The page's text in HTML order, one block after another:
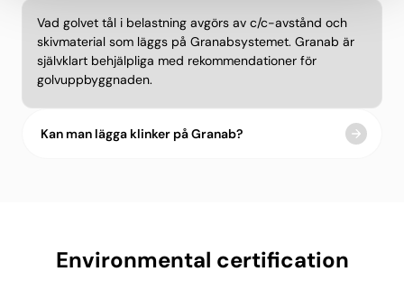
Vad golvet tål i belastning avgörs av c/c-avstånd och
skivmaterial som läggs på Granabsystemet. Granab är
självklart behjälpliga med rekommendationer för
golvuppbyggnaden.
Kan man lägga klinker på Granab?
Environmental certification